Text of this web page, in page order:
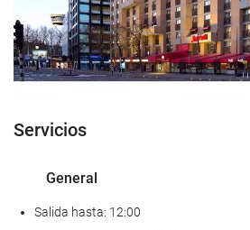
Servicios
General
Salida hasta: 12:00